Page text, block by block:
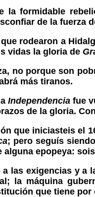
la formidable
de la fuerza
rodearon a
vidas la gloria de
no porque son
más tiranos.
Independencia fue
de la gloria.
que iniciasteis el
; pero seguís
alguna epopeya:
las exigencias y a
la máquina
que tiene